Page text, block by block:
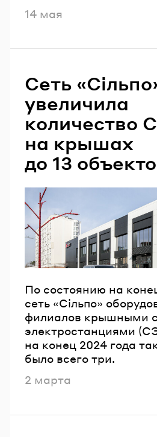
Опубликовано
14 мая
Сеть
увеличила
количество
на крышах
до 13
По состоянию на
сеть «Сільпо»
филиалов крышными
электростанциями
на конец 2024 года
было всего три.
Опубликовано
2 марта